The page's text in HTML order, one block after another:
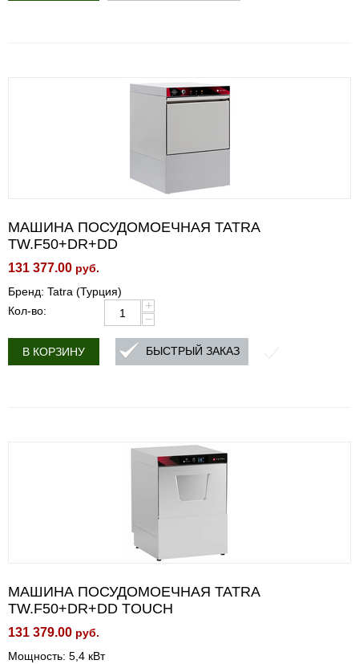
МАШИНА ПОСУДОМОЕЧНАЯ TATRA
TW.F50+DR+DD
131 377.00 руб.
Бренд: Tatra (Турция)
Кол-во:
+
−
В КОРЗИНУ БЫСТРЫЙ ЗАКАЗ
МАШИНА ПОСУДОМОЕЧНАЯ TATRA
TW.F50+DR+DD TOUCH
131 379.00 руб.
Мощность: 5,4 кВт